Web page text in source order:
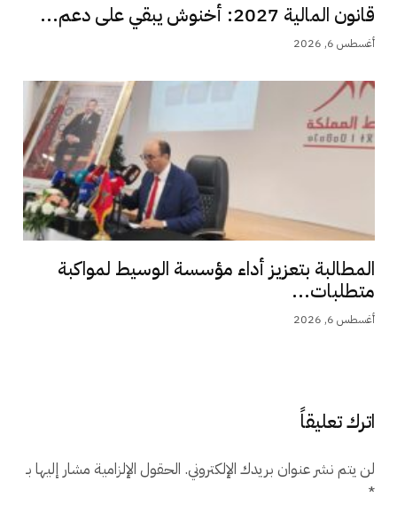
قانون المالية 2027: أخنوش يبقي على دعم...
أغسطس 6, 2026
المطالبة بتعزيز أداء مؤسسة الوسيط لمواكبة
متطلبات...
أغسطس 6, 2026
اترك تعليقاً
لن يتم نشر عنوان بريدك الإلكتروني. الحقول الإلزامية مشار إليها بـ
*